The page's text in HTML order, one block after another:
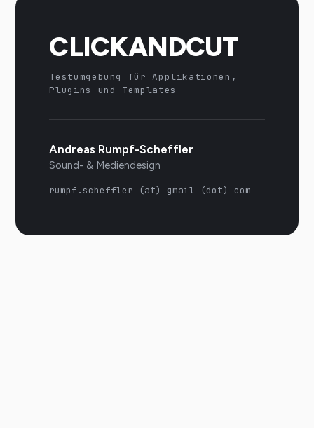
CLICKANDCUT
Testumgebung für Applikationen,
Plugins und Templates
Andreas Rumpf-Scheffler
Sound- & Mediendesign
rumpf.scheffler (at) gmail (dot) com